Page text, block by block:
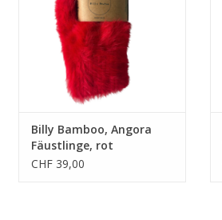
• kuschelig weich
ZUM WARENKORB HINZUFÜGEN
Billy Bamboo, Angora
Fäustlinge, rot
CHF 39,00